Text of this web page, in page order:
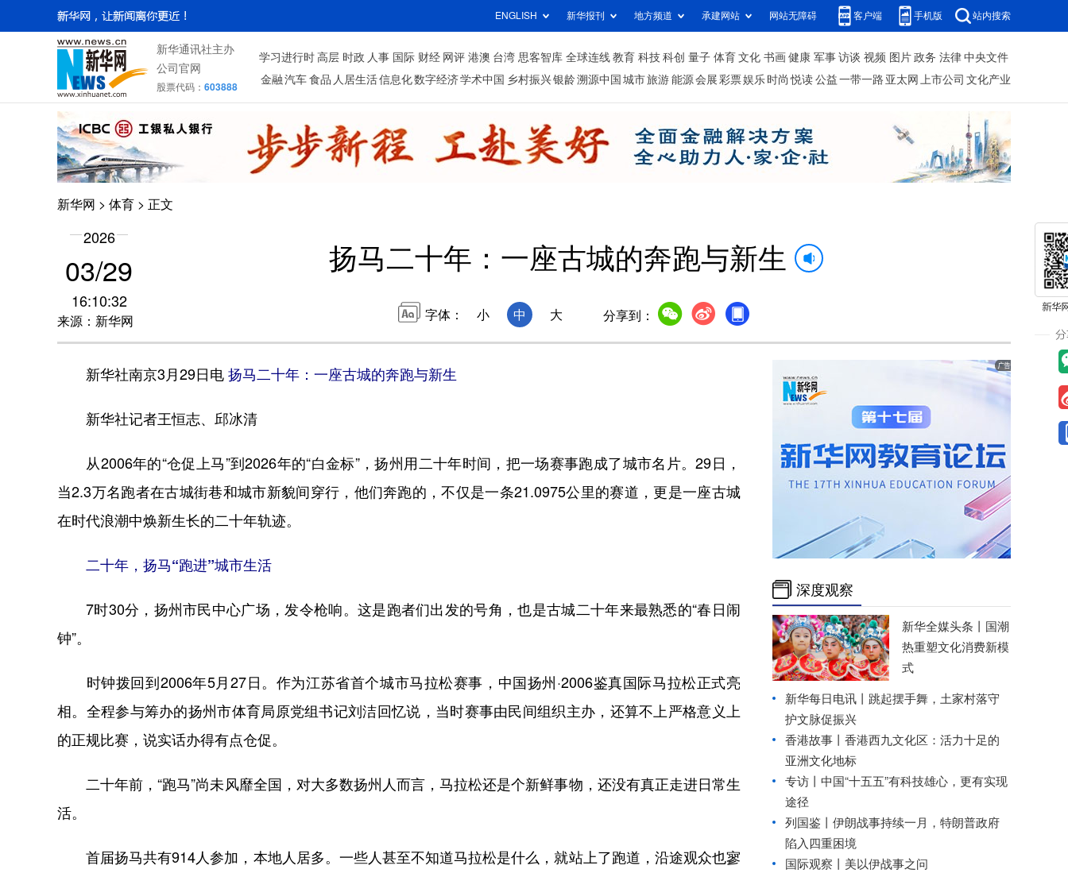
ENGLISH 新华报刊 地方频道 承建网站 网站无障碍 客户端 手机版 站内搜索
新华通讯社主办
公司官网
股票代码： 603888
学习进行时 高层 时政 人事 国际 财经 网评 港澳 台湾 思客智库 全球连线 教育 科技 科创 量子 体育 文化 书画 健康 军事 访谈 视频 图片 政务 法律 中央文件
金融 汽车 食品 人居生活信息化数字经济学术中国 乡村振兴银龄溯源中国 城市旅游 能源 会展 彩票娱乐 时尚 悦读 公益 一带一路 亚太网 上市公司 文化产业
新华网 > 体育 > 正文
2026
03/29
16:10:32
来源：新华网
扬马二十年：一座古城的奔跑与新生
字体： 小 中 大 分享到：
新华社南京3月29日电 扬马二十年：一座古城的奔跑与新生
新华社记者王恒志、邱冰清
从2006年的“仓促上马”到2026年的“白金标”，扬州用二十年时间，把一场赛事跑成了城市名片。29日，
当2.3万名跑者在古城街巷和城市新貌间穿行，他们奔跑的，不仅是一条21.0975公里的赛道，更是一座古城
在时代浪潮中焕新生长的二十年轨迹。
二十年，扬马“跑进”城市生活
7时30分，扬州市民中心广场，发令枪响。这是跑者们出发的号角，也是古城二十年来最熟悉的“春日闹
钟”。
时钟拨回到2006年5月27日。作为江苏省首个城市马拉松赛事，中国扬州·2006鉴真国际马拉松正式亮
相。全程参与筹办的扬州市体育局原党组书记刘洁回忆说，当时赛事由民间组织主办，还算不上严格意义上
的正规比赛，说实话办得有点仓促。
二十年前，“跑马”尚未风靡全国，对大多数扬州人而言，马拉松还是个新鲜事物，还没有真正走进日常生
活。
首届扬马共有914人参加，本地人居多。一些人甚至不知道马拉松是什么，就站上了跑道，沿途观众也寥
深度观察
新华全媒头条丨
国潮
热重塑文化消费新模
式
新华每日电讯丨 跳起摆手舞，土家村落守
护文脉促振兴
香港故事丨 香港西九文化区：活力十足的
亚洲文化地标
专访丨中国“十五五”有科技雄心，更有实现
途径
列国鉴丨伊朗战事持续一月，特朗普政府
陷入四重困境
国际观察丨 美以伊战事之问